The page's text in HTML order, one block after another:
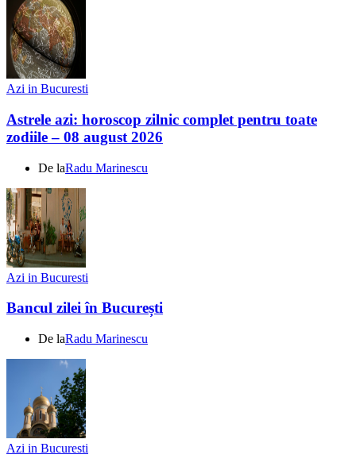
Azi in Bucuresti
Astrele azi: horoscop zilnic complet pentru toate
zodiile – 08 august 2026
De laRadu Marinescu
Azi in Bucuresti
Bancul zilei în București
De laRadu Marinescu
Azi in Bucuresti